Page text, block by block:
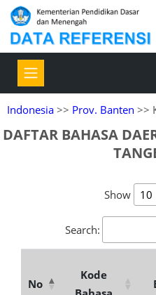
Indonesia >> Prov. Banten >>
DAFTAR BAHASA
Show
Search:
No
Kode